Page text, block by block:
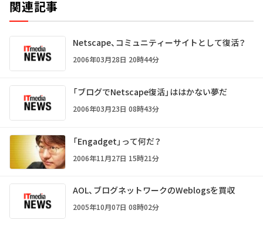
関連記事
Netscape、コミュニティーサイトとして復活？
2006年03月28日 20時44分
「ブログでNetscape復活」ははかない夢だ
2006年03月23日 08時43分
「Engadget」って何だ？
2006年11月27日 15時21分
AOL、ブログネットワークのWeblogsを買収
2005年10月07日 08時02分